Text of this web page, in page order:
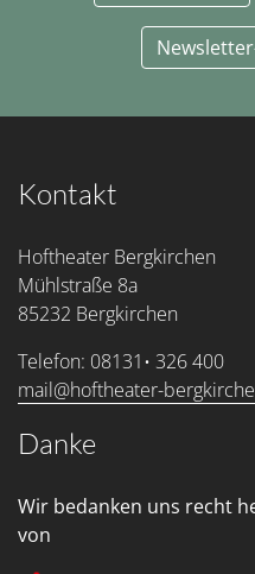
Kontakt
Hoftheater Bergkirchen
Mühlstraße 8a
85232 Bergkirchen
Telefon: 08131• 326 400
mail@hoftheater-
Danke
Wir bedanken uns recht
von